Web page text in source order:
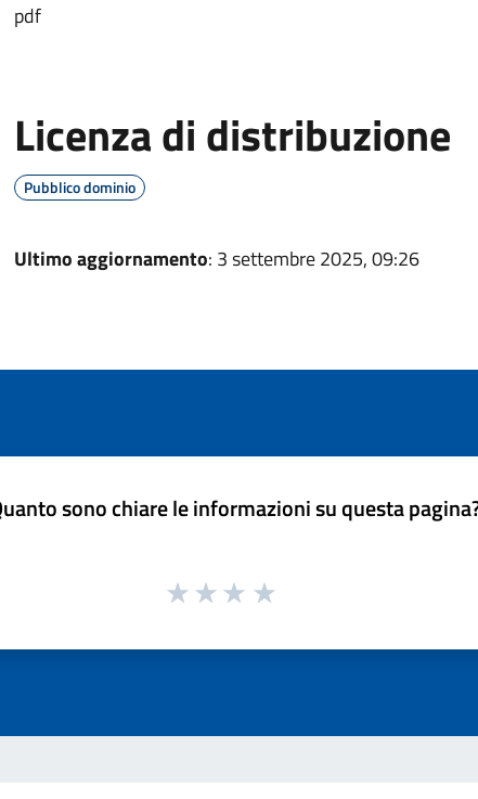
pdf
Licenza di distribuzione
Pubblico dominio
Ultimo aggiornamento: 3 settembre 2025, 09:26
sono chiare le informazioni su questa